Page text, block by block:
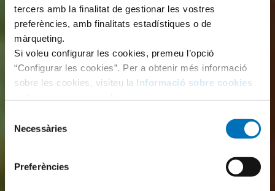
tercers amb la finalitat de gestionar les vostres
preferències, amb finalitats estadístiques o de
màrqueting.
Si voleu configurar les cookies, premeu l’opció
“Configurar les cookies”. Per a obtenir més informació
sobre les cookies, visiteu la Informació sobre cookies
Necessàries
Preferències